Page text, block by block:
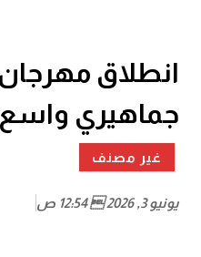
جماهيري واسع
غير مصنف
يونيو 3, 2026  12:54 ص